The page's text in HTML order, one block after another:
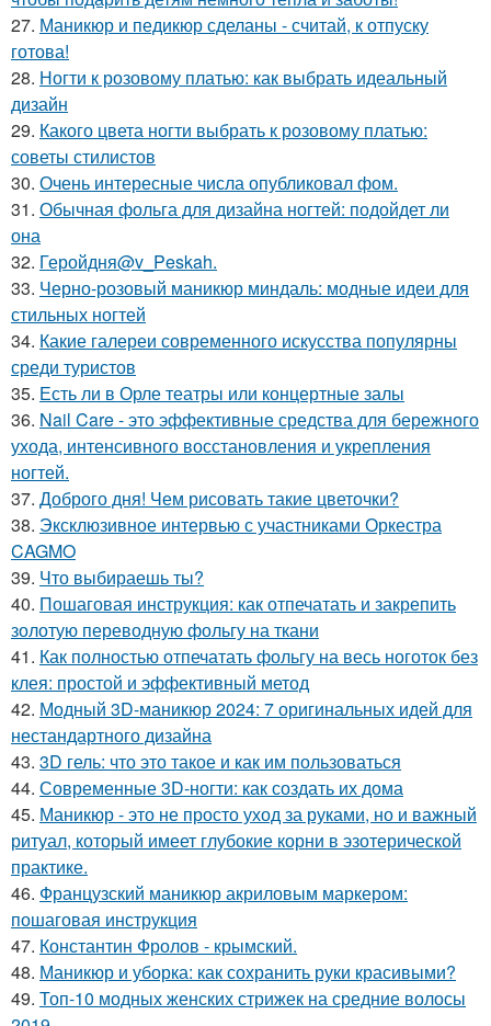
27. Маникюр и педикюр сделаны - считай, к отпуску
готова!
28. Ногти к розовому платью: как выбрать идеальный
дизайн
29. Какого цвета ногти выбрать к розовому платью:
советы стилистов
30. Очень интересные числа опубликовал фом.
31. Обычная фольга для дизайна ногтей: подойдет ли
она
32. Геройдня@v_Peskah.
33. Черно-розовый маникюр миндаль: модные идеи для
стильных ногтей
34. Какие галереи современного искусства популярны
среди туристов
35. Есть ли в Орле театры или концертные залы
36. Nail Care - это эффективные средства для бережного
ухода, интенсивного восстановления и укрепления
ногтей.
37. Доброго дня! Чем рисовать такие цветочки?
38. Эксклюзивное интервью с участниками Оркестра
CAGMO
39. Что выбираешь ты?
40. Пошаговая инструкция: как отпечатать и закрепить
золотую переводную фольгу на ткани
41. Как полностью отпечатать фольгу на весь ноготок без
клея: простой и эффективный метод
42. Модный 3D-маникюр 2024: 7 оригинальных идей для
нестандартного дизайна
43. 3D гель: что это такое и как им пользоваться
44. Современные 3D-ногти: как создать их дома
45. Маникюр - это не просто уход за руками, но и важный
ритуал, который имеет глубокие корни в эзотерической
практике.
46. Французский маникюр акриловым маркером:
пошаговая инструкция
47. Константин Фролов - крымский.
48. Маникюр и уборка: как сохранить руки красивыми?
49. Топ-10 модных женских стрижек на средние волосы